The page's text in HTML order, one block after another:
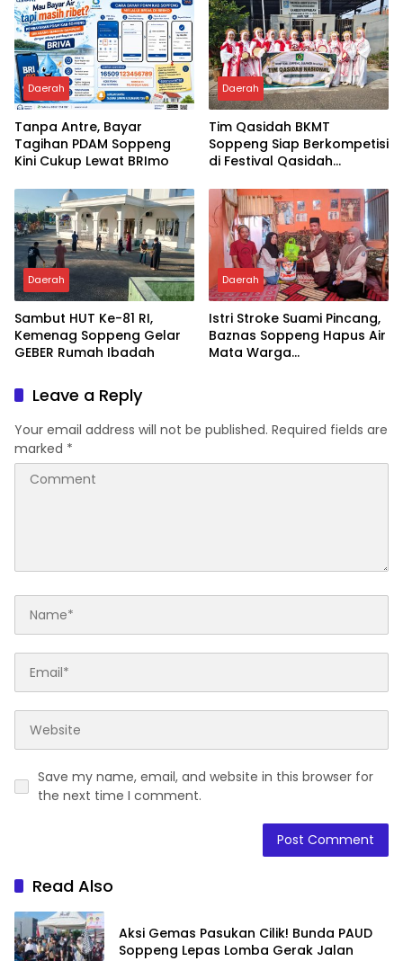
Daerah
Tanpa Antre, Bayar
Tagihan PDAM Soppeng
Kini Cukup Lewat BRImo
Daerah
Tim Qasidah BKMT
Soppeng Siap Berkompetisi
di Festival Qasidah
Daerah
Sambut HUT Ke-81 RI,
Kemenag Soppeng Gelar
GEBER Rumah Ibadah
Daerah
Istri Stroke Suami Pincang,
Baznas Soppeng Hapus Air
Mata Warga
Leave a Reply
Your email address will not be published. Required fields are
marked *
Save my name, email, and website in this browser for
the next time I comment.
Read Also
Aksi Gemas Pasukan Cilik! Bunda PAUD
Soppeng Lepas Lomba Gerak Jalan